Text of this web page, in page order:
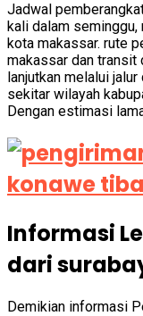
Jadwal
kali dalam seminggu,
kota makassar. rute
makassar dan
lanjutkan melalui
sekitar wilayah
Dengan estimasi
Informasi
dari
Demikian informasi